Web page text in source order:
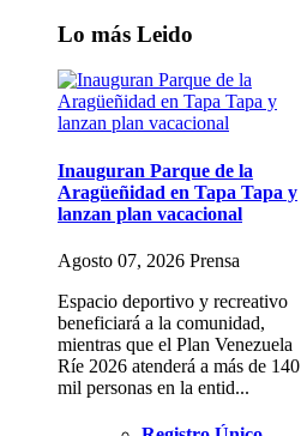
Lo más Leido
Inauguran Parque de la
Aragüeñidad en Tapa Tapa y
lanzan plan vacacional
Agosto 07, 2026 Prensa
Espacio deportivo y recreativo
beneficiará a la comunidad,
mientras que el Plan Venezuela
Ríe 2026 atenderá a más de 140
mil personas en la entid...